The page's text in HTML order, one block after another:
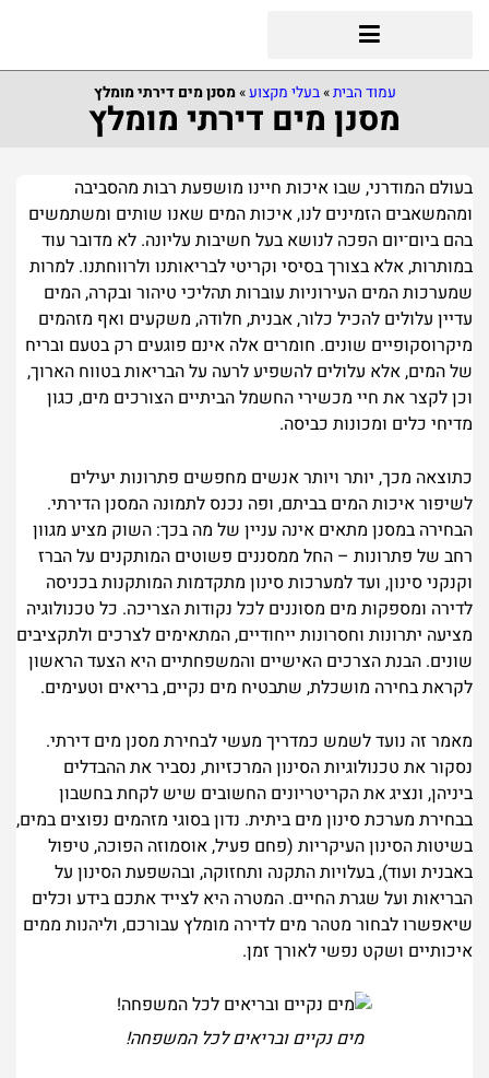
עמוד הבית»בעלי מקצוע»מסנן מים דירתי מומלץ
מסנן מים דירתי מומלץ
בעולם המודרני, שבו איכות חיינו מושפעת רבות מהסביבה
ומהמשאבים הזמינים לנו, איכות המים שאנו שותים ומשתמשים
בהם ביום־יום הפכה לנושא בעל חשיבות עליונה. לא מדובר עוד
במותרות, אלא בצורך בסיסי וקריטי לבריאותנו ולרווחתנו. למרות
שמערכות המים העירוניות עוברות תהליכי טיהור ובקרה, המים
עדיין עלולים להכיל כלור, אבנית, חלודה, משקעים ואף מזהמים
מיקרוסקופיים שונים. חומרים אלה אינם פוגעים רק בטעם ובריח
של המים, אלא עלולים להשפיע לרעה על הבריאות בטווח הארוך,
וכן לקצר את חיי מכשירי החשמל הביתיים הצורכים מים, כגון
מדיחי כלים ומכונות כביסה.
כתוצאה מכך, יותר ויותר אנשים מחפשים פתרונות יעילים
לשיפור איכות המים בביתם, ופה נכנס לתמונה המסנן הדירתי.
הבחירה במסנן מתאים אינה עניין של מה בכך: השוק מציע מגוון
רחב של פתרונות – החל ממסננים פשוטים המותקנים על הברז
וקנקני סינון, ועד למערכות סינון מתקדמות המותקנות בכניסה
לדירה ומספקות מים מסוננים לכל נקודות הצריכה. כל טכנולוגיה
מציעה יתרונות וחסרונות ייחודיים, המתאימים לצרכים ולתקציבים
שונים. הבנת הצרכים האישיים והמשפחתיים היא הצעד הראשון
לקראת בחירה מושכלת, שתבטיח מים נקיים, בריאים וטעימים.
מאמר זה נועד לשמש כמדריך מעשי לבחירת מסנן מים דירתי.
נסקור את טכנולוגיות הסינון המרכזיות, נסביר את ההבדלים
ביניהן, ונציג את הקריטריונים החשובים שיש לקחת בחשבון
בבחירת מערכת סינון מים ביתית. נדון בסוגי מזהמים נפוצים במים,
בשיטות הסינון העיקריות (פחם פעיל, אוסמוזה הפוכה, טיפול
באבנית ועוד), בעלויות התקנה ותחזוקה, ובהשפעת הסינון על
הבריאות ועל שגרת החיים. המטרה היא לצייד אתכם בידע וכלים
שיאפשרו לבחור מטהר מים לדירה מומלץ עבורכם, וליהנות ממים
איכותיים ושקט נפשי לאורך זמן.
מים נקיים ובריאים לכל המשפחה!